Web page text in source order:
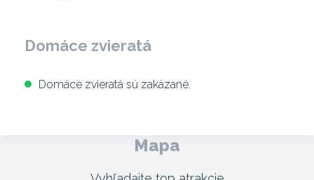
Domáce zvieratá
Domáce zvieratá sú zakázané.
Mapa